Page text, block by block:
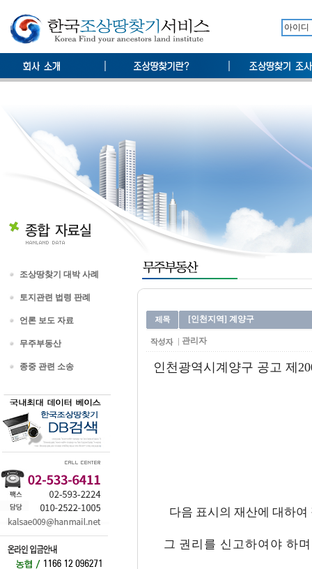
조상땅찾기 대박 사례
토지관련 법령 판례
언론 보도 자료
무주부동산
종중 관련 소송
[인천지역] 계양구
관리자
인천광역시계양구 공고 제
다음 표시의 재산에 대하
그 권리를 신고하여야 하